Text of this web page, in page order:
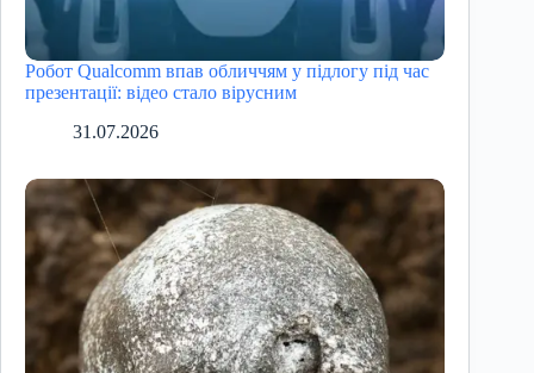
Робот Qualcomm впав обличчям у підлогу під час
презентації: відео стало вірусним
31.07.2026